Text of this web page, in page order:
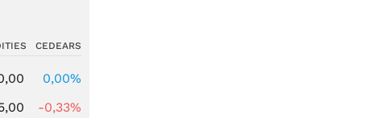
CEDEARS
0,00%
-0,33%